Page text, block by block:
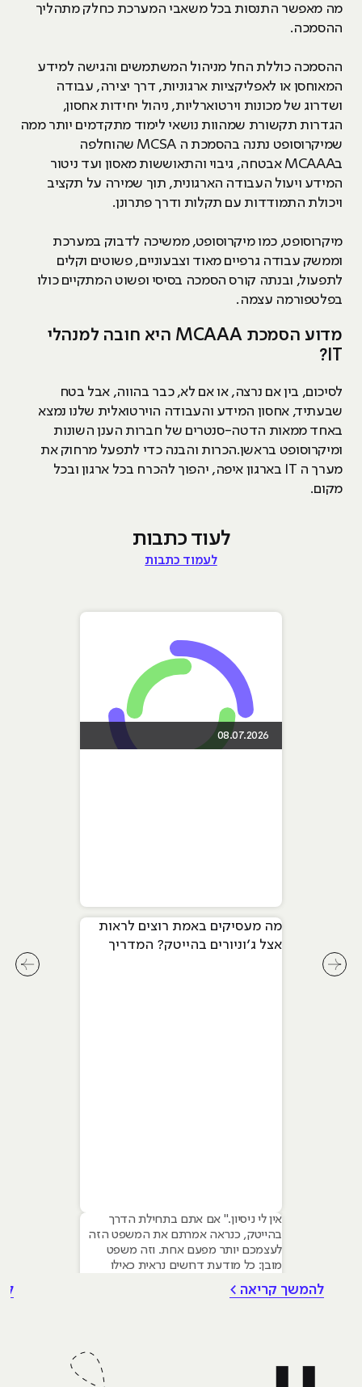
מה מאפשר התנסות בכל משאבי המערכת כחלק מתהליך
ההסמכה.
ההסמכה כוללת החל מניהול המשתמשים והגישה למידע
המאוחסן או לאפליקציות ארגוניות, דרך יצירה, עבודה
ושדרוג של מכונות וירטוארליות, ניהול יחידות אחסון,
הגדרות תקשורת שמהוות נושאי לימוד מתקדמים יותר ממה
שמיקרוסופט נתנה בהסמכת ה MCSA שהוחלפה
בMCAAA אבטחה, גיבוי והתאוששות מאסון ועד ניטור
המידע ויעול העבודה הארגונית, תוך שמירה על תקציב
ויכולת התמודדות עם תקלות ודרך פתרונן.
מיקרוסופט, כמו מיקרוסופט, ממשיכה לדבוק במערכת
וממשק עבודה גרפיים מאוד וצבעוניים, פשוטים וקלים
לתפעול, ובנתה קורס הסמכה בסיסי ופשוט המתקיים כולו
בפלטפורמה עצמה.
מדוע הסמכת MCAAA היא חובה למנהלי
IT?
לסיכום, בין אם נרצה, או אם לא, כבר בהווה, אבל בטח
שבעתיד, אחסון המידע והעבודה הוירטואלית שלנו נמצא
באחד ממאות הדטה-סנטרים של חברות הענן השונות
ומיקרוסופט בראשן.הכרות והבנה כדי לתפעל מרחוק את
מערך ה IT בארגון איפה, יהפוך להכרח בכל ארגון ובכל
מקום.
לעוד כתבות
לעמוד כתבות
08.07.2026
מה מעסיקים באמת רוצים לראות
אצל ג׳וניורים בהייטק? המדריך
אין לי ניסיון." אם אתם בתחילת הדרך
בהייטק, כנראה אמרתם את המשפט הזה
לעצמכם יותר מפעם אחת. וזה משפט
מובן: כל מודעת דרושים נראית כאילו
כבר נגע במוצר אמיתי, כבר צבר ביטחון.
להמשך קריאה >
לחץ לחץ לשיקופית קודמת בסליידר מאמרים